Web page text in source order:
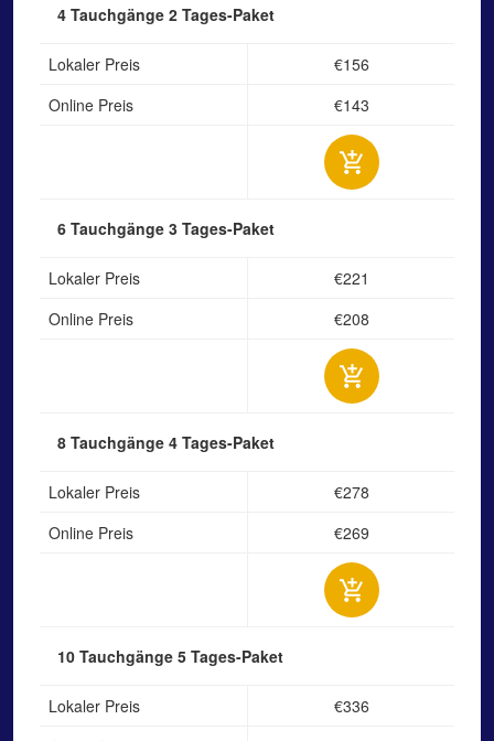
4 Tauchgänge 2 Tages-Paket
Lokaler Preis
€156
Online Preis
€143
6 Tauchgänge 3 Tages-Paket
Lokaler Preis
€221
Online Preis
€208
8 Tauchgänge 4 Tages-Paket
Lokaler Preis
€278
Online Preis
€269
10 Tauchgänge 5 Tages-Paket
Lokaler Preis
€336